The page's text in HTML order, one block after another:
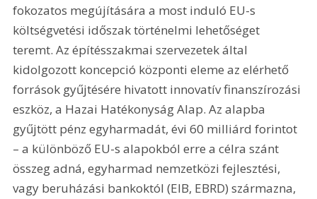
fokozatos megújítására a most induló EU-s
költségvetési időszak történelmi lehetőséget
teremt. Az építésszakmai szervezetek által
kidolgozott koncepció központi eleme az elérhető
források gyűjtésére hivatott innovatív finanszírozási
eszköz, a Hazai Hatékonyság Alap. Az alapba
gyűjtött pénz egyharmadát, évi 60 milliárd forintot
– a különböző EU-s alapokból erre a célra szánt
összeg adná, egyharmad nemzetközi fejlesztési,
vagy beruházási bankoktól (EIB, EBRD) származna,